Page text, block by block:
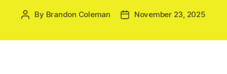
Post
By Brandon Coleman
PostNovember 23, 2025